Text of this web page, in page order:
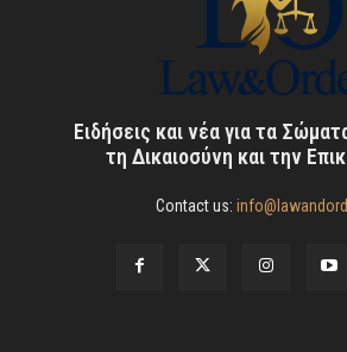
Ειδήσεις και νέα για τα
τη Δικαιοσύνη και την
Contact us: